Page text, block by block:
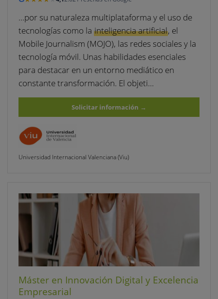
…por su naturaleza multiplataforma y el uso de
tecnologías como la inteligencia artificial, el
Mobile Journalism (MOJO), las redes sociales y la
tecnología móvil. Unas habilidades esenciales
para destacar en un entorno mediático en
constante transformación. El objeti…
Solicitar información →
Universidad Internacional Valenciana (Viu)
Máster en Innovación Digital y Excelencia
Empresarial